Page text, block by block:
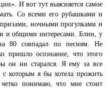
И вот тут выясняется самое
Со всеми его рубашками и
ночными прогулками и
и общими интересами. Блин, у
80 совпадал по песням. Не
пришло осознание, что этого
он ни старался. Я ему за все
с которым я бы хотела прожить
понимаю, что мне стоит